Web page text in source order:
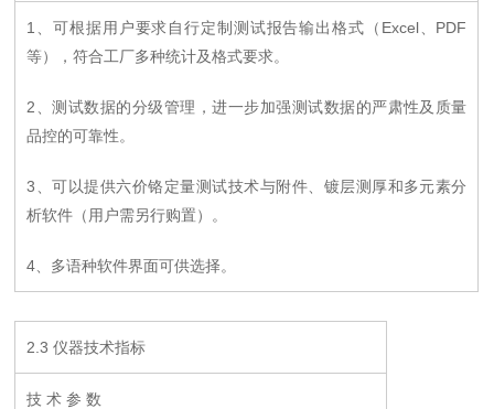
1、可根据用户要求自行定制测试报告输出格式（Excel、PDF
等），符合工厂多种统计及格式要求。
2、测试数据的分级管理，进一步加强测试数据的严肃性及质量
品控的可靠性。
3、可以提供六价铬定量测试技术与附件、镀层测厚和多元素分
析软件（用户需另行购置）。
4、多语种软件界面可供选择。
2.3 仪器技术指标
技 术 参 数